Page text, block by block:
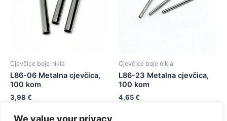
We value your privacy
Cjevčice boje nikla
L86-06 Metalna cjevčica,
100 kom
3,98 €
Dodaj u košaricu
Cjevčice boje nikla
L86-23 Metalna cjevčica,
100 kom
4,65€